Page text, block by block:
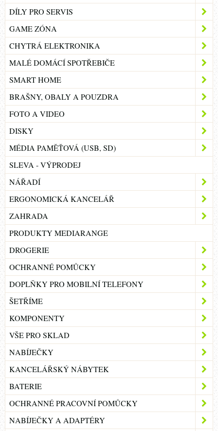
DÍLY PRO SERVIS
GAME ZÓNA
CHYTRÁ ELEKTRONIKA
MALÉ DOMÁCÍ SPOTŘEBIČE
SMART HOME
BRAŠNY, OBALY A POUZDRA
FOTO A VIDEO
DISKY
MÉDIA PAMĚŤOVÁ (USB, SD)
SLEVA - VÝPRODEJ
NÁŘADÍ
ERGONOMICKÁ KANCELÁŘ
ZAHRADA
PRODUKTY MEDIARANGE
DROGERIE
OCHRANNÉ POMŮCKY
DOPLŇKY PRO MOBILNÍ TELEFONY
ŠETŘÍME
KOMPONENTY
VŠE PRO SKLAD
NABÍJEČKY
KANCELÁŘSKÝ NÁBYTEK
BATERIE
OCHRANNÉ PRACOVNÍ POMŮCKY
NABÍJEČKY A ADAPTÉRY